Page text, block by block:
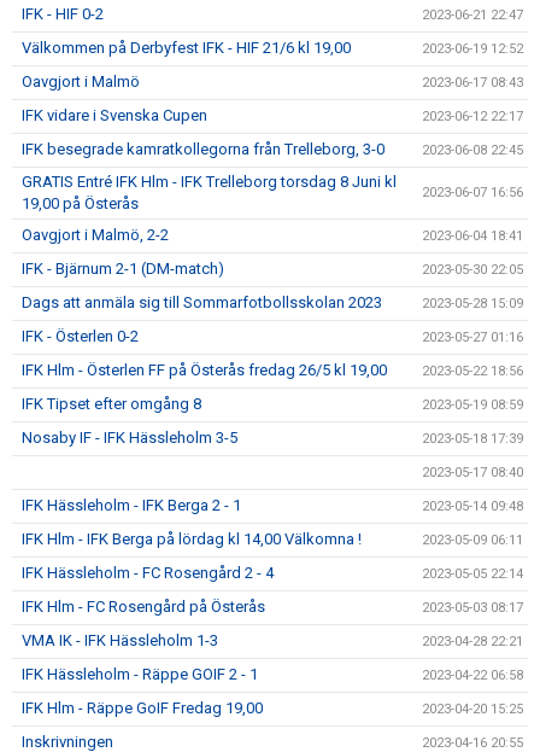
IFK - HIF 0-2 2023-06-21 22:47
Välkommen på Derbyfest IFK - HIF 21/6 kl 19,00 2023-06-19 12:52
Oavgjort i Malmö 2023-06-17 08:43
IFK vidare i Svenska Cupen 2023-06-12 22:17
IFK besegrade kamratkollegorna från Trelleborg, 3-0 2023-06-08 22:45
GRATIS Entré IFK Hlm - IFK Trelleborg torsdag 8 Juni kl
19,00 på Österås
2023-06-07 16:56
Oavgjort i Malmö, 2-2 2023-06-04 18:41
IFK - Bjärnum 2-1 (DM-match) 2023-05-30 22:05
Dags att anmäla sig till Sommarfotbollsskolan 2023 2023-05-28 15:09
IFK - Österlen 0-2 2023-05-27 01:16
IFK Hlm - Österlen FF på Österås fredag 26/5 kl 19,00 2023-05-22 18:56
IFK Tipset efter omgång 8 2023-05-19 08:59
Nosaby IF - IFK Hässleholm 3-5 2023-05-18 17:39
2023-05-17 08:40
IFK Hässleholm - IFK Berga 2 - 1 2023-05-14 09:48
IFK Hlm - IFK Berga på lördag kl 14,00 Välkomna ! 2023-05-09 06:11
IFK Hässleholm - FC Rosengård 2 - 4 2023-05-05 22:14
IFK Hlm - FC Rosengård på Österås 2023-05-03 08:17
VMA IK - IFK Hässleholm 1-3 2023-04-28 22:21
IFK Hässleholm - Räppe GOIF 2 - 1 2023-04-22 06:58
IFK Hlm - Räppe GoIF Fredag 19,00 2023-04-20 15:25
Inskrivningen 2023-04-16 20:55